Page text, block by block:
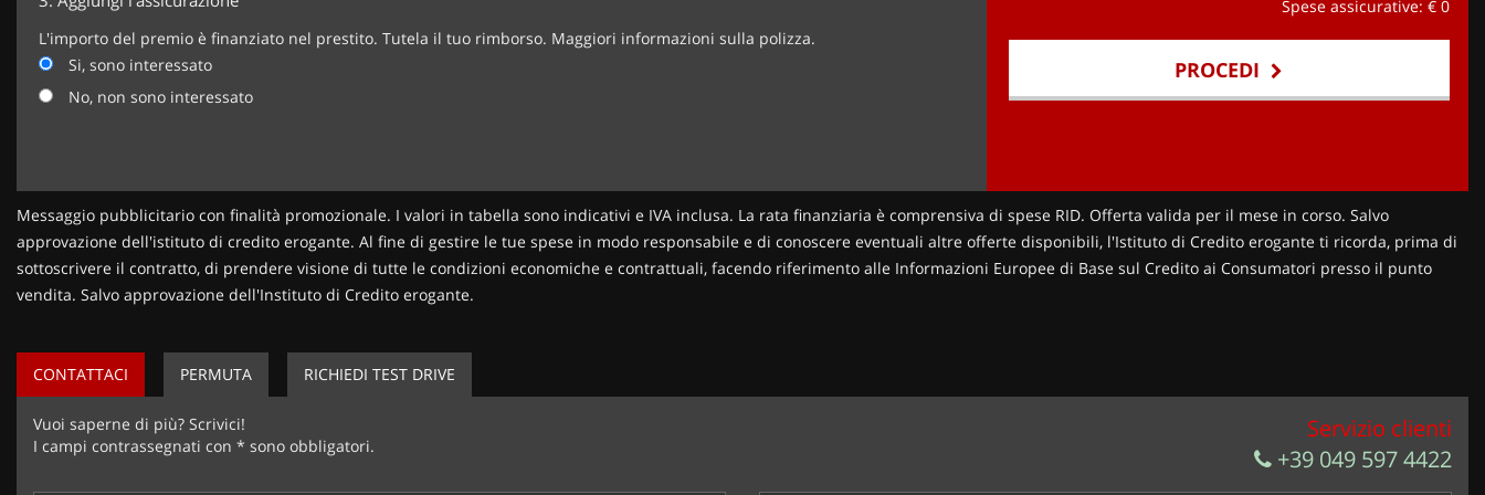
L'importo del premio è finanziato nel prestito. Tutela il tuo rimborso. Maggiori informazioni sulla polizza.
Si, sono interessato
No, non sono interessato
Spese assicurative: € 0
PROCEDI
Messaggio pubblicitario con finalità promozionale. I valori in tabella sono indicativi e IVA inclusa. La rata finanziaria è comprensiva di spese RID. Offerta valida per il mese in corso. Salvo
approvazione dell'istituto di credito erogante. Al fine di gestire le tue spese in modo responsabile e di conoscere eventuali altre offerte disponibili, l'Istituto di Credito erogante ti ricorda, prima di
sottoscrivere il contratto, di prendere visione di tutte le condizioni economiche e contrattuali, facendo riferimento alle Informazioni Europee di Base sul Credito ai Consumatori presso il punto
vendita. Salvo approvazione dell'Instituto di Credito erogante.
CONTATTACI PERMUTA RICHIEDI TEST DRIVE
Vuoi saperne di più? Scrivici!
I campi contrassegnati con * sono obbligatori.
Servizio clienti
+39 049 597 4422